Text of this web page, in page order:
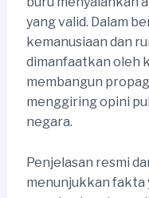
yang valid. Dalam
kemanusiaan dan
dimanfaatkan oleh
membangun
menggiring opini
negara.
Penjelasan resmi
menunjukkan fakta